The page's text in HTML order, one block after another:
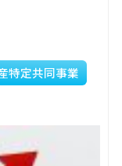
特定共同事業